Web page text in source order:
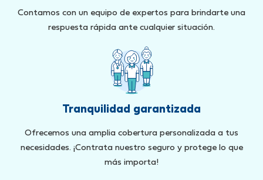
Contamos con un equipo de expertos para brindarte una
respuesta rápida ante cualquier situación.
Tranquilidad garantizada
Ofrecemos una amplia cobertura personalizada a tus
necesidades. ¡Contrata nuestro seguro y protege lo que
más importa!